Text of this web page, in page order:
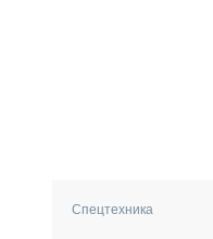
Спецтехника